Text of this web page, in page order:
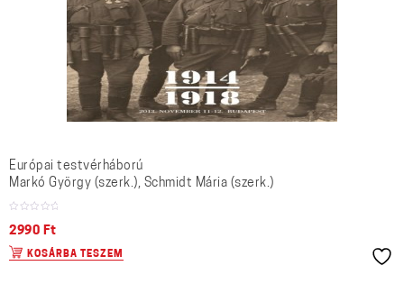
Európai testvérháború
Markó György (szerk.), Schmidt Mária (szerk.)
2990 Ft
KOSÁRBA TESZEM